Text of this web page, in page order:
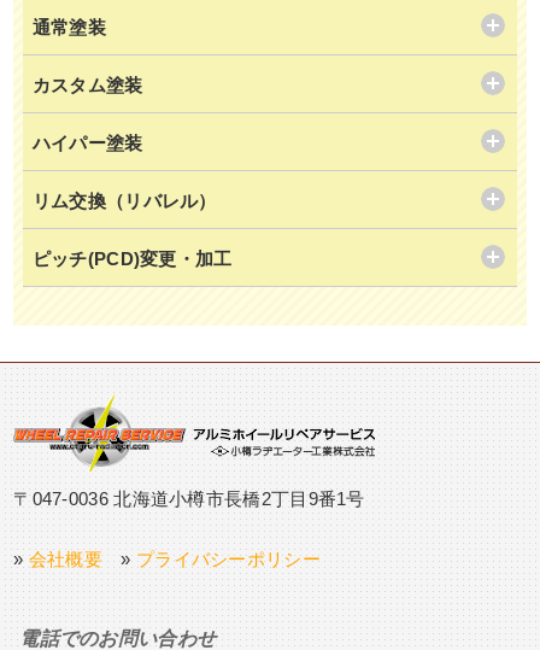
通常塗装
カスタム塗装
ハイパー塗装
リム交換（リバレル）
ピッチ(PCD)変更・加工
〒047-0036 北海道小樽市長橋2丁目9番1号
» 会社概要 » プライバシーポリシー
電話でのお問い合わせ